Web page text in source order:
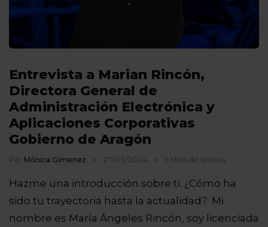
Entrevista a Marian Rincón,
Directora General de
Administración Electrónica y
Aplicaciones Corporativas
Gobierno de Aragón
Por Mónica Gimenez 27/09/2024 9 Mins de lectura
Hazme una introducción sobre ti. ¿Cómo ha
sido tu trayectoria hasta la actualidad? Mi
nombre es María Ángeles Rincón, soy licenciada